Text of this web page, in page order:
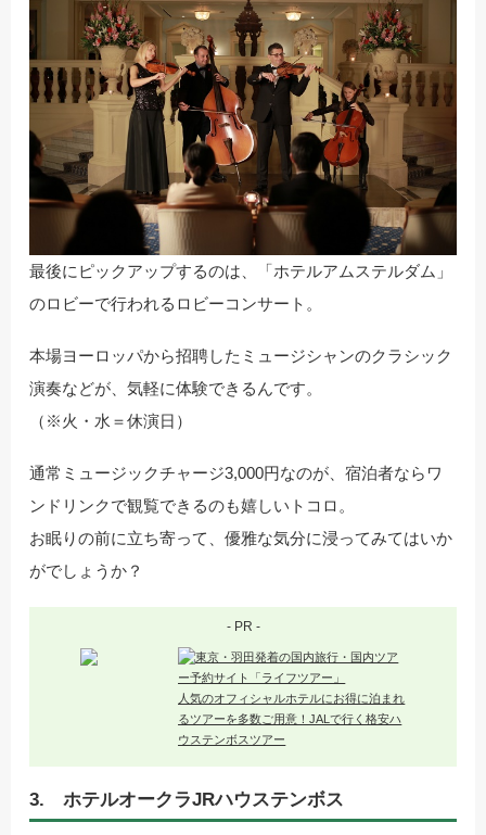
最後にピックアップするのは、「ホテルアムステルダム」
のロビーで行われるロビーコンサート。
本場ヨーロッパから招聘したミュージシャンのクラシック
演奏などが、気軽に体験できるんです。
（※火・水＝休演日）
通常ミュージックチャージ3,000円なのが、宿泊者ならワ
ンドリンクで観覧できるのも嬉しいトコロ。
お眠りの前に立ち寄って、優雅な気分に浸ってみてはいか
がでしょうか？
- PR -
人気のオフィシャルホテルにお得に泊まれ
るツアーを多数ご用意！JALで行く格安ハ
ウステンボスツアー
3. ホテルオークラJRハウステンボス